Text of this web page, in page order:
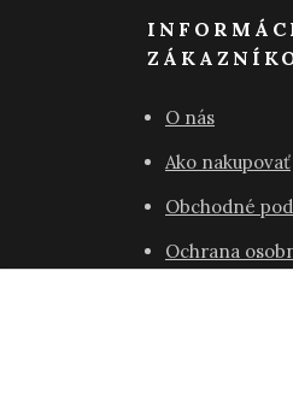
O nás
Ako nakupovať
Obchodné
Ochrana